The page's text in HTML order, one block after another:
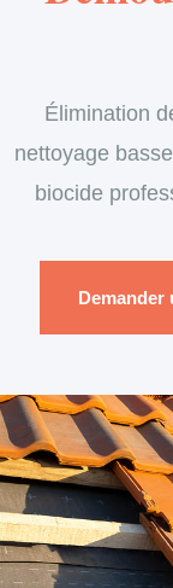
Élimination
nettoyage
biocide
Demander